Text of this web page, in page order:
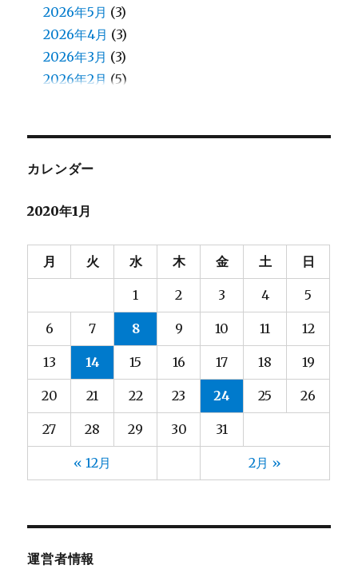
八鍬(1)
加藤(1)
北原(8)
北見(13)
堀口(23)
塙(2)
大塚
(6)
大河内(8)
大都
宮脇(3)
小林
(9)
小野
(3)
山元(13)
山口
(13)
(13)
山形(10)
川上(8)
川崎(梨)
2026年5月 (3)
2026年4月 (3)
2026年3月 (3)
2026年2月 (5)
2025年10月
2025年8月
2025年6月
2025年5月(3)
2025年3月
2025年2月(4)
2025年1月
2024年12月
(4)
2024年11月(4)
2024年10月
(5)
2024年9月(5)
2024年8月(6)
2024年6月(3)
2024年5月
カレンダー
2020年1月
月 火 水 木 金 土 日
« 12月 2月 »
1 2 3 4 5
6 7 8 9 10 11 12
13 14 15 16 17 18 19
20 21 22 23 24 25 26
27 28 29 30 31
運営者情報